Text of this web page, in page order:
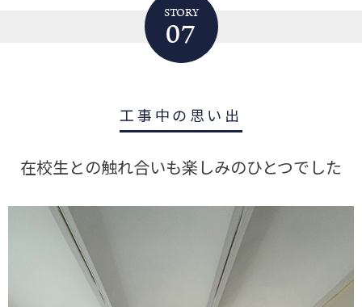
STORY
07
工事中の思い出
在校生との触れ合いも楽しみのひとつでした